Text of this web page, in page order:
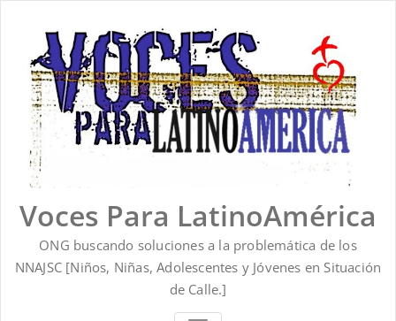
contenido
Voces Para LatinoAmérica
ONG buscando soluciones a la problemática de los
NNAJSC [Niños, Niñas, Adolescentes y Jóvenes en Situación
de Calle.]